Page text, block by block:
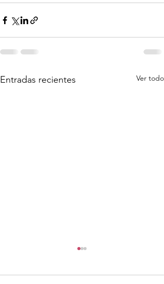
Entradas recientes Ver todo